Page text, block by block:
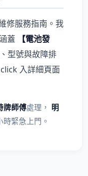
修服務指南。我
蓋
【電池發
型號與故障排
入詳細頁面
牌師傅處理， 明
時緊急上門。